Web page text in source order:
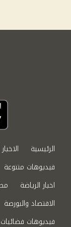
الرئيسية
فيديوهات متنوعة
اخبار الرياضة
الاقتصاد والبورصة
فيديوهات فضائيات